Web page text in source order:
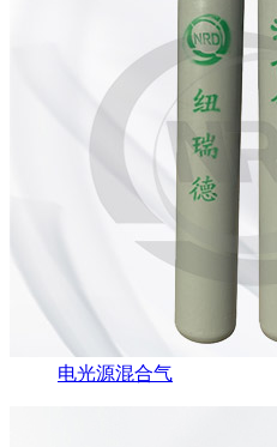
电光源混合气